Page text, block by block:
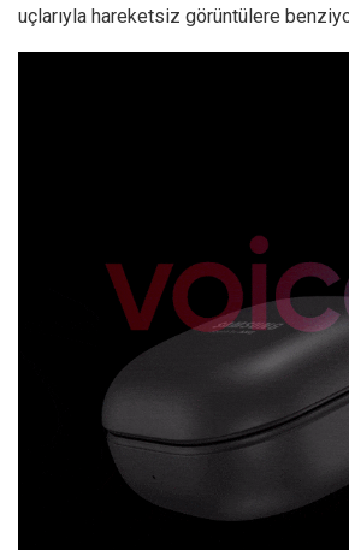
uçlarıyla hareketsiz görüntülere